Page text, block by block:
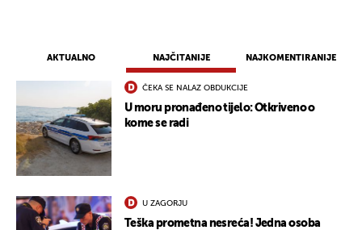
AKTUALNO NAJČITANIJE NAJKOMENTIRANIJE
ČEKA SE NALAZ OBDUKCIJE
U moru pronađeno tijelo: Otkriveno o
kome se radi
U ZAGORJU
Teška prometna nesreća! Jedna osoba